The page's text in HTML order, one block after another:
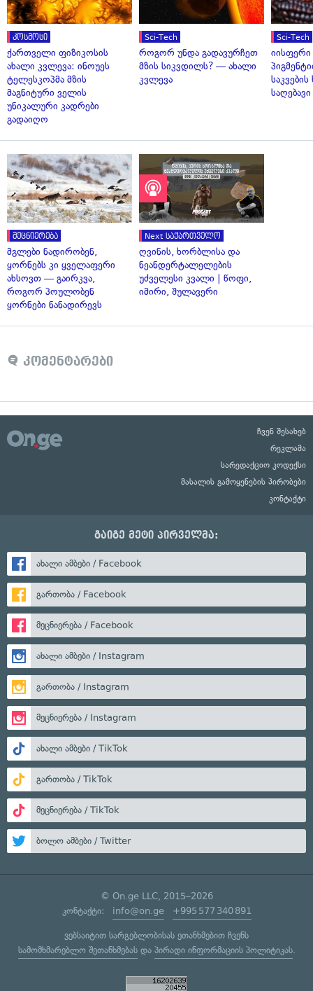
კოსმოსი
ქართველი ფიზიკოსის
ახალი კვლევა: ინოუეს
ტელესკოპმა მზის
მაგნიტური ველის
უნიკალური კადრები
გადაიღო
Sci-Tech
როგორ უნდა გადავურჩეთ
მზის სიკვდილს? — ახალი
კვლევა
Sci-Tech
იისფერი
მეცნიერება
მგლები ნადირობენ,
ყორნებს კი ყველაფერი
ახსოვთ — გაირკვა,
როგორ პოულობენ
ყორნები ნანადირევს
Next საქართველო
ღვინის, ხორბლისა და
ნეანდერტალელების
უძველესი კვალი | წოფი,
იმირი, შულავერი
კომენტარები
ჩვენ შესახებ
რეკლამა
სარედაქციო კოდექსი
მასალის გამოყენების პირობები
კონტაქტი
გაიგე მეტი პირველმა:
ახალი ამბები / Facebook
გართობა / Facebook
მეცნიერება / Facebook
ახალი ამბები / Instagram
გართობა / Instagram
მეცნიერება / Instagram
ახალი ამბები / TikTok
გართობა / TikTok
მეცნიერება / TikTok
ბოლო ამბები / Twitter
© On.ge LLC, 2015–2026
კონტაქტი: info@on.ge +995 577 340 891
ვებსაიტით სარგებლობისას ეთანხმებით ჩვენს
სამომხმარებლო შეთანხმებასდა პირადი ინფორმაციის პოლიტიკას.